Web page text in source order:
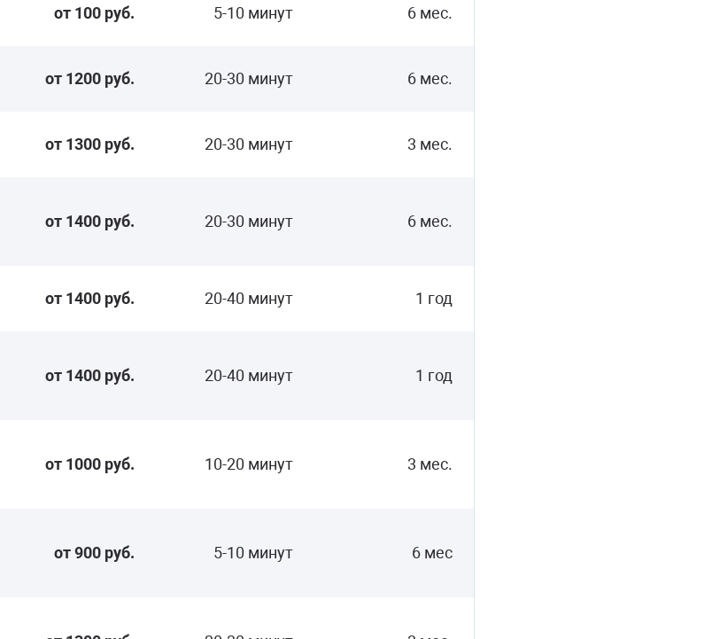
от 100 руб. 5-10 минут 6 мес.
от 1200 руб. 20-30 минут 6 мес.
от 1300 руб. 20-30 минут 3 мес.
от 1400 руб. 20-30 минут 6 мес.
от 1400 руб. 20-40 минут 1 год
от 1400 руб. 20-40 минут 1 год
от 1000 руб. 10-20 минут 3 мес.
от 900 руб. 5-10 минут 6 мес